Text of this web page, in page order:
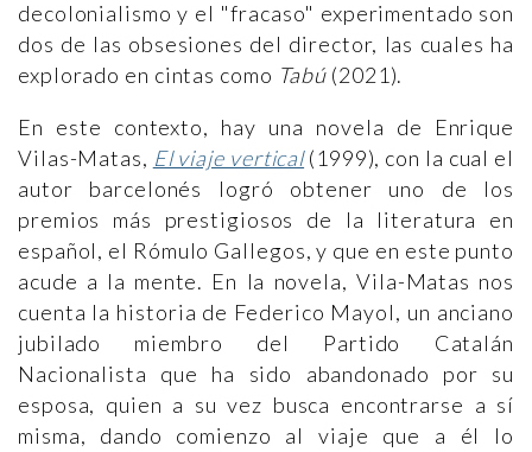
decolonialismo y el "fracaso" experimentado son
dos de las obsesiones del director, las cuales ha
explorado en cintas como Tabú (2021).
En este contexto, hay una novela de Enrique
Vilas-Matas, El viaje vertical (1999), con la cual el
autor barcelonés logró obtener uno de los
premios más prestigiosos de la literatura en
español, el Rómulo Gallegos, y que en este punto
acude a la mente. En la novela, Vila-Matas nos
cuenta la historia de Federico Mayol, un anciano
jubilado miembro del Partido Catalán
Nacionalista que ha sido abandonado por su
esposa, quien a su vez busca encontrarse a sí
misma, dando comienzo al viaje que a él lo